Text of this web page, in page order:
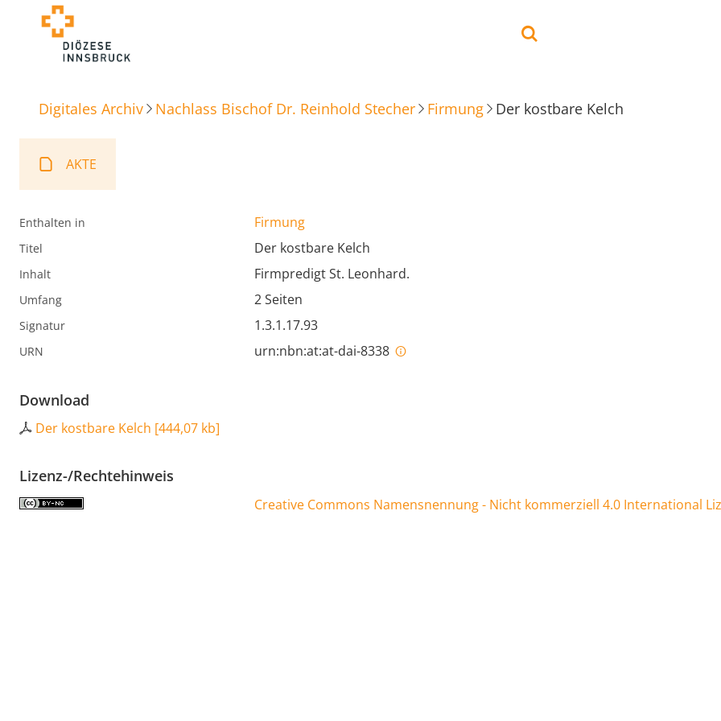
Digitales Archiv Nachlass Bischof Dr. Reinhold Stecher Firmung Der kostbare Kelch
AKTE
Enthalten in Firmung
Titel Der kostbare Kelch
Inhalt Firmpredigt St. Leonhard.
Umfang 2 Seiten
Signatur 1.3.1.17.93
URN urn:nbn:at:at-dai-8338
Download
Der kostbare Kelch [444,07 kb]
Lizenz-/Rechtehinweis
Creative Commons Namensnennung - Nicht kommerziell 4.0 International